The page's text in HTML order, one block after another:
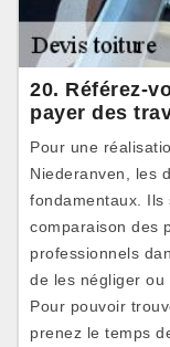
20. Référez-
payer des
Pour une
Niederanven, les
fondamentaux.
comparaison des
professionnels
de les négliger ou
Pour pouvoir
prenez le temps